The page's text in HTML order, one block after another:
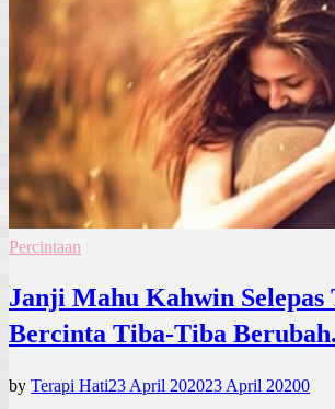
Percintaan
Janji Mahu Kahwin Selepas
Bercinta Tiba-Tiba Berubah.
by Terapi Hati23 April 202023 April 20200